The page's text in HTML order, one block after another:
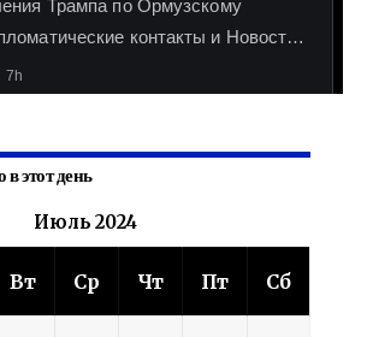
этот день
Июль 2024
Вт Ср Чт Пт Сб